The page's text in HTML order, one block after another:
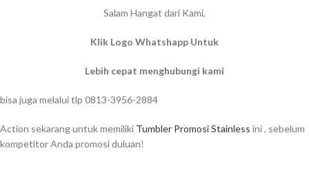
Salam Hangat dari Kami,
Klik Logo Whatshapp Untuk
Lebih cepat menghubungi kami
bisa juga melalui tlp 0813-3956-2884
Action sekarang untuk memiliki Tumbler Promosi Stainless ini , sebelum
kompetitor Anda promosi duluan!